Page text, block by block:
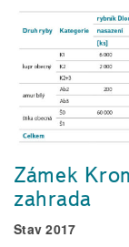
Zámek
zahrada
Stav 2017